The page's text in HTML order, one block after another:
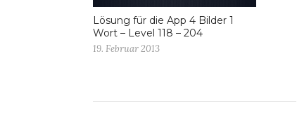
Lösung für die App 4 Bilder 1
Wort – Level 118 – 204
19. Februar 2013